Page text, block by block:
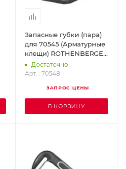
Запасные губки (пара)
для 70545 (Арматурные
клещи) ROTHENBERGER
70548
Достаточно
Арт. : 70548
ЗАПРОС ЦЕНЫ
В КОРЗИНУ